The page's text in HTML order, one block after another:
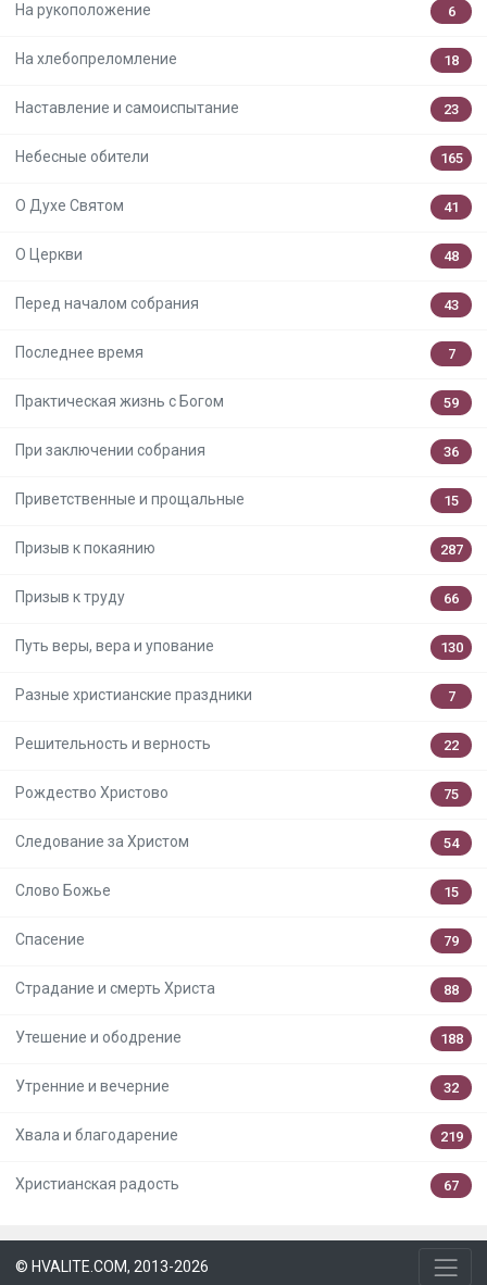
На рукоположение 6
На хлебопреломление 18
Наставление и самоиспытание 23
Небесные обители 165
О Духе Святом 41
О Церкви 48
Перед началом собрания 43
Последнее время 7
Практическая жизнь с Богом 59
При заключении собрания 36
Приветственные и прощальные 15
Призыв к покаянию 287
Призыв к труду 66
Путь веры, вера и упование 130
Разные христианские праздники 7
Решительность и верность 22
Рождество Христово 75
Следование за Христом 54
Слово Божье 15
Спасение 79
Страдание и смерть Христа 88
Утешение и ободрение 188
Утренние и вечерние 32
Хвала и благодарение 219
Христианская радость 67
© HVALITE.COM, 2013-2026